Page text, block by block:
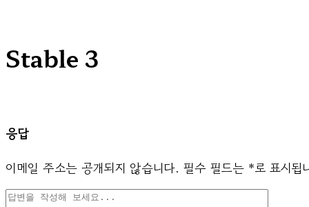
Stable 3
응답
이메일 주소는 공개되지 않습니다. 필수 필드는 *로 표시됩